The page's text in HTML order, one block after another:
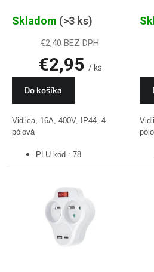
Skladom (>3 ks)
€2,40 BEZ DPH
€2,95 / ks
Do košíka
Vidlica, 16A, 400V, IP44, 4
pólová
PLU kód : 78